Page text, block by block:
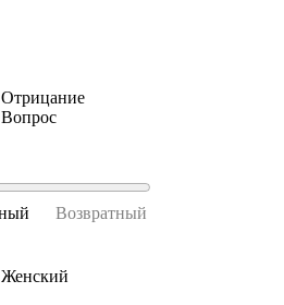
Отрицание
Вопрос
Женский